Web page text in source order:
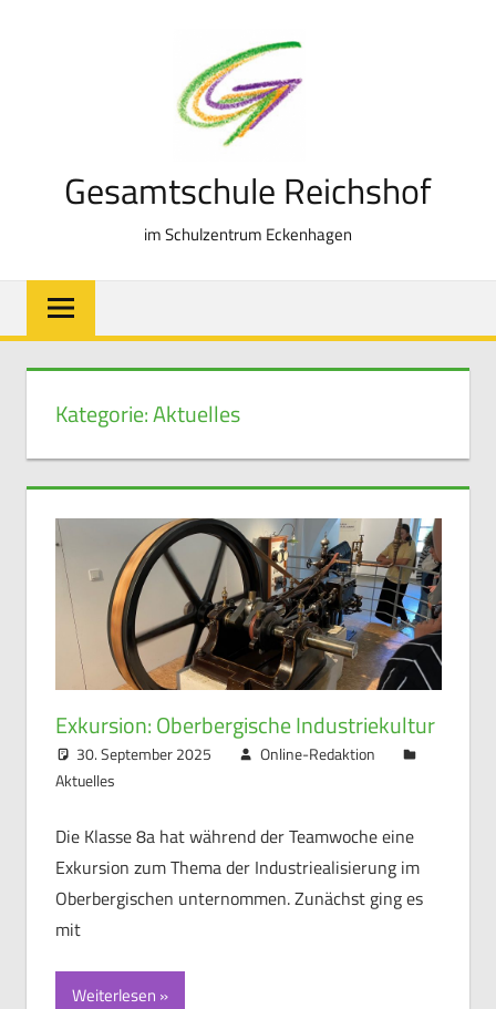
Gesamtschule Reichshof
im Schulzentrum Eckenhagen
Kategorie:Aktuelles
Exkursion: Oberbergische Industriekultur
30. September 2025
Online-Redaktion
Aktuelles
Die Klasse 8a hat während der Teamwoche eine
Exkursion zum Thema der Industriealisierung im
Oberbergischen unternommen. Zunächst ging es
mit
Weiterlesen